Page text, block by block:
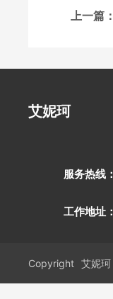
上一篇：
艾妮珂
服务热线：
工作地址：
Copyright 艾妮珂